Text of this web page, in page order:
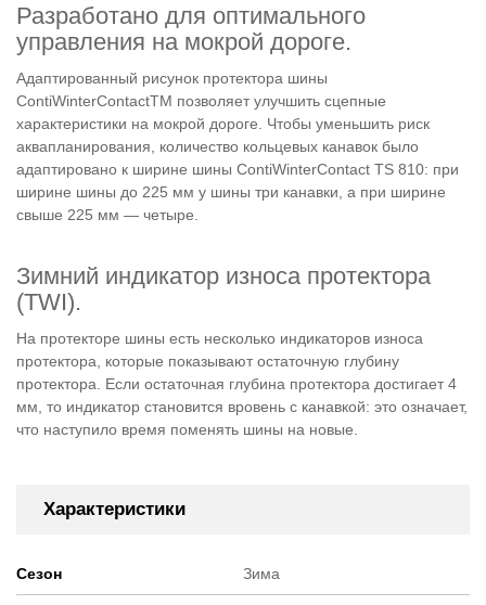
Разработано для оптимального
управления на мокрой дороге.
Адаптированный рисунок протектора шины
ContiWinterContactTM позволяет улучшить сцепные
характеристики на мокрой дороге. Чтобы уменьшить риск
аквапланирования, количество кольцевых канавок было
адаптировано к ширине шины ContiWinterContact TS 810: при
ширине шины до 225 мм у шины три канавки, а при ширине
свыше 225 мм — четыре.
Зимний индикатор износа протектора
(TWI).
На протекторе шины есть несколько индикаторов износа
протектора, которые показывают остаточную глубину
протектора. Если остаточная глубина протектора достигает 4
мм, то индикатор становится вровень с канавкой: это означает,
что наступило время поменять шины на новые.
Характеристики
Сезон Зима